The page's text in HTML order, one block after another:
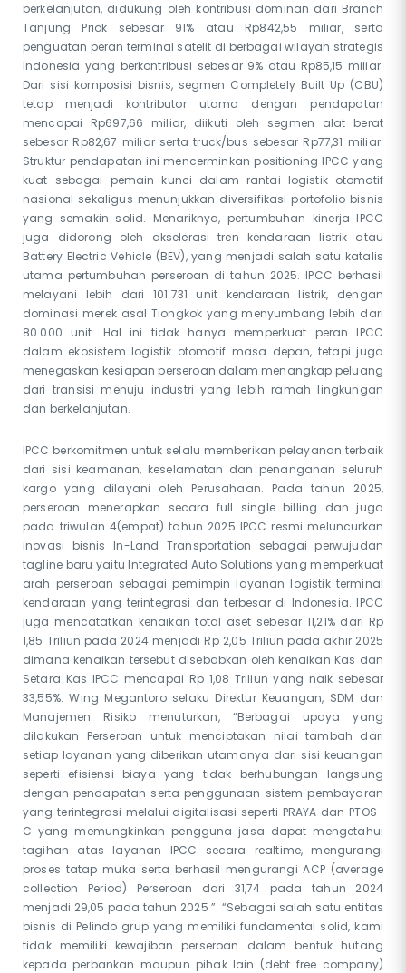
berkelanjutan, didukung oleh kontribusi dominan dari Branch
Tanjung Priok sebesar 91% atau Rp842,55 miliar, serta
penguatan peran terminal satelit di berbagai wilayah strategis
Indonesia yang berkontribusi sebesar 9% atau Rp85,15 miliar.
Dari sisi komposisi bisnis, segmen Completely Built Up (CBU)
tetap menjadi kontributor utama dengan pendapatan
mencapai Rp697,66 miliar, diikuti oleh segmen alat berat
sebesar Rp82,67 miliar serta truck/bus sebesar Rp77,31 miliar.
Struktur pendapatan ini mencerminkan positioning IPCC yang
kuat sebagai pemain kunci dalam rantai logistik otomotif
nasional sekaligus menunjukkan diversifikasi portofolio bisnis
yang semakin solid. Menariknya, pertumbuhan kinerja IPCC
juga didorong oleh akselerasi tren kendaraan listrik atau
Battery Electric Vehicle (BEV), yang menjadi salah satu katalis
utama pertumbuhan perseroan di tahun 2025. IPCC berhasil
melayani lebih dari 101.731 unit kendaraan listrik, dengan
dominasi merek asal Tiongkok yang menyumbang lebih dari
80.000 unit. Hal ini tidak hanya memperkuat peran IPCC
dalam ekosistem logistik otomotif masa depan, tetapi juga
menegaskan kesiapan perseroan dalam menangkap peluang
dari transisi menuju industri yang lebih ramah lingkungan
dan berkelanjutan.
IPCC berkomitmen untuk selalu memberikan pelayanan terbaik
dari sisi keamanan, keselamatan dan penanganan seluruh
kargo yang dilayani oleh Perusahaan. Pada tahun 2025,
perseroan menerapkan secara full single billing dan juga
pada triwulan 4(empat) tahun 2025 IPCC resmi meluncurkan
inovasi bisnis In-Land Transportation sebagai perwujudan
tagline baru yaitu Integrated Auto Solutions yang memperkuat
arah perseroan sebagai pemimpin layanan logistik terminal
kendaraan yang terintegrasi dan terbesar di Indonesia. IPCC
juga mencatatkan kenaikan total aset sebesar 11,21% dari Rp
1,85 Triliun pada 2024 menjadi Rp 2,05 Triliun pada akhir 2025
dimana kenaikan tersebut disebabkan oleh kenaikan Kas dan
Setara Kas IPCC mencapai Rp 1,08 Triliun yang naik sebesar
33,55%. Wing Megantoro selaku Direktur Keuangan, SDM dan
Manajemen Risiko menuturkan, “Berbagai upaya yang
dilakukan Perseroan untuk menciptakan nilai tambah dari
setiap layanan yang diberikan utamanya dari sisi keuangan
seperti efisiensi biaya yang tidak berhubungan langsung
dengan pendapatan serta penggunaan sistem pembayaran
yang terintegrasi melalui digitalisasi seperti PRAYA dan PTOS-
C yang memungkinkan pengguna jasa dapat mengetahui
tagihan atas layanan IPCC secara realtime, mengurangi
proses tatap muka serta berhasil mengurangi ACP (average
collection Period) Perseroan dari 31,74 pada tahun 2024
menjadi 29,05 pada tahun 2025 ”. “Sebagai salah satu entitas
bisnis di Pelindo grup yang memiliki fundamental solid, kami
tidak memiliki kewajiban perseroan dalam bentuk hutang
kepada perbankan maupun pihak lain (debt free company)